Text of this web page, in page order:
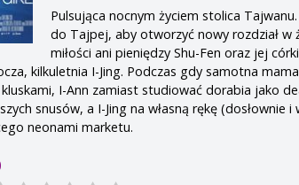
Pulsująca nocnym życiem stolica
do Tajpej, aby otworzyć nowy rozdział w
miłości ani pieniędzy Shu-Fen oraz jej
kilkuletnia I-Jing. Podczas gdy samotna
kluskami, I-Ann zamiast studiować dorabia jako
snusów, a I-Jing na własną rękę (dosłownie
neonami marketu.